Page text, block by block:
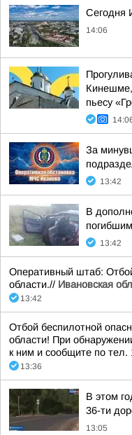
Сегодня
14:06
пьесу
За
13:42
В
13:42
Оперативный штаб:
области.// Ивановская
13:42
Отбой беспилотной
области! При
к ним и сообщите по тел.
13:36
В этом
36-ти
13:05